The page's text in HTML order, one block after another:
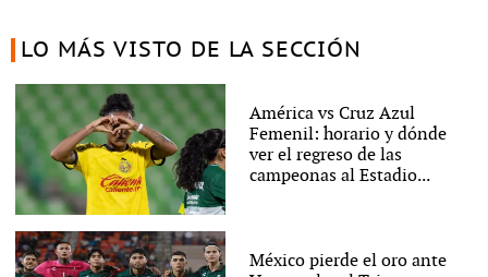
LO MÁS VISTO DE LA SECCIÓN
América vs Cruz Azul
Femenil: horario y dónde
ver el regreso de las
campeonas al Estadio...
México pierde el oro ante